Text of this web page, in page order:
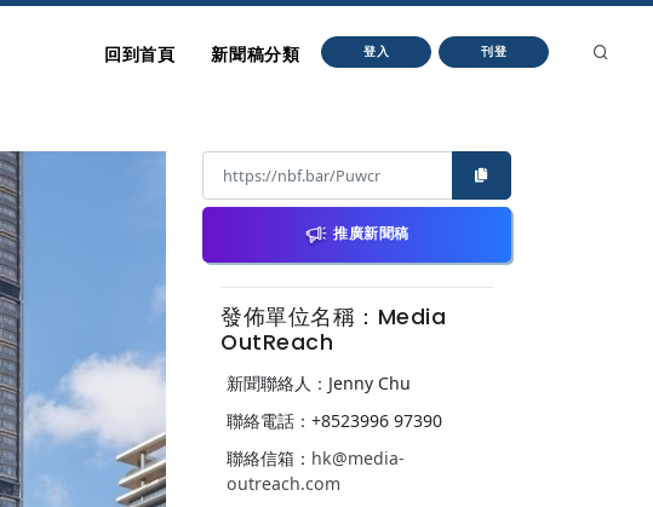
回到首頁 新聞稿分類 登入 刊登
推廣新聞稿
發佈單位名稱：Media
OutReach
新聞聯絡人：Jenny Chu
聯絡電話：+8523996 97390
聯絡信箱： hk@media-
outreach.com